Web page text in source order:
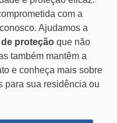
com a
Ajudamos a
proteção que não
também mantêm a
e conheça mais sobre
para sua residência ou